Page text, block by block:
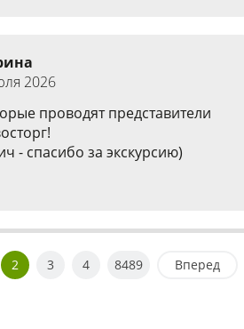
2026
проводят представители
- спасибо за экскурсию)
2 3 4 8489 Вперед